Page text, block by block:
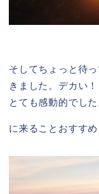
そしてちょっと待
きました。デカい！
とても感動的でし
に来ることおすす